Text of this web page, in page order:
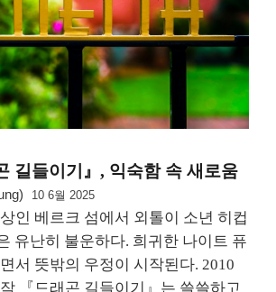
길들이기』, 익숙함 속 새로움
10 6월 2025
인 베르크 섬에서 외톨이 소년 히컵
유난히 불운하다. 희귀한 나이트 퓨
서 뜻밖의 우정이 시작된다. 2010
『드래곤 길들이기』는 쓸쓸하고